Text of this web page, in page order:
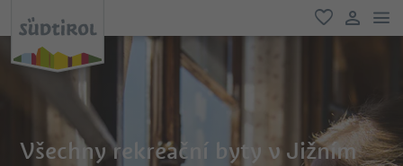
oblíbené
Všechny rekreační byty v Jižním